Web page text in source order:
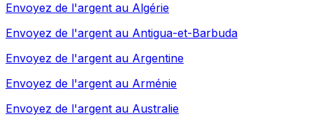
Envoyez de l'argent au Algérie
Envoyez de l'argent au Antigua-et-Barbuda
Envoyez de l'argent au Argentine
Envoyez de l'argent au Arménie
Envoyez de l'argent au Australie